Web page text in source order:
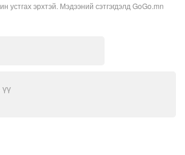
устгах эрхтэй. Мэдээний сэтгэгдэлд GoGo.mn